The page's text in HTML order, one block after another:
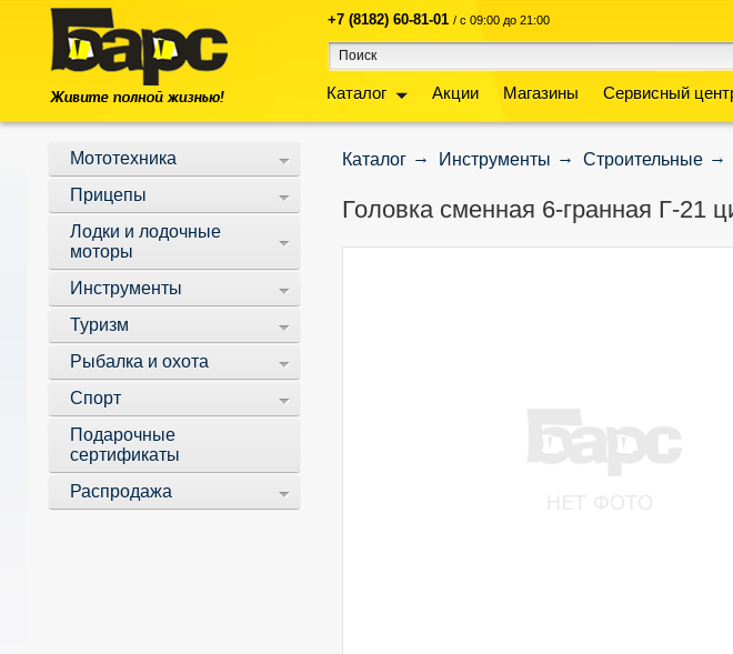
+7 (8182) 60-81-01 / с 09:00 до 21:00
Каталог Акции Магазины Сервисный
Мототехника
Прицепы
Лодки и лодочные
моторы
Инструменты
Туризм
Рыбалка и охота
Спорт
Подарочные
сертификаты
Распродажа
Каталог Инструменты Строительные
Головка сменная 6-гранная Г-21